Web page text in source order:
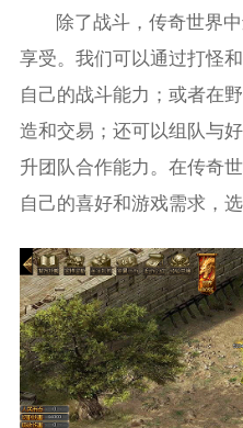
除了战斗，传奇世界
享受。我们可以通过打怪
自己的战斗能力；或者在
造和交易；还可以组队与
升团队合作能力。在传奇
自己的喜好和游戏需求，